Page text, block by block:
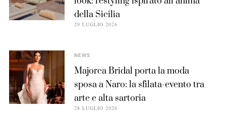
della Sicilia
29 LUGLIO 2026
NEWS
Majorca Bridal porta la moda
sposa a Naro: la sfilata-evento tra
arte e alta sartoria
28 LUGLIO 2026